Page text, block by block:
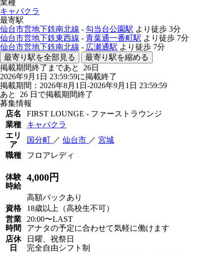
業種
キャバクラ
最寄駅
仙台市営地下鉄南北線 - 勾当台公園駅 より徒歩 3分
仙台市営地下鉄東西線 - 青葉通一番町駅 より徒歩 7分
仙台市営地下鉄南北線 - 広瀬通駅 より徒歩 7分
最寄り駅を全部見る
最寄り駅を縮める
掲載期間終了まであと 26日
2026年9月1日 23:59:59に掲載終了
掲載期間：2026年8月1日-2026年9月1日 23:59:59
あと 26 日で掲載期間終了
募集情報
店名
FIRST LOUNGE - ファーストラウンジ
業種
キャバクラ
エリ
ア
国分町 ／ 仙台市 ／ 宮城
職種
フロアレディ
体験
時給
4,000円
高額バックあり
資格
18歳以上（高校生不可）
営業
時間
20:00〜LAST
アナタの予定に合わせて気軽に働けます
店休
日
日曜、祝祭日
完全自由シフト制